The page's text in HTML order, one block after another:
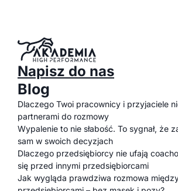
Napisz do nas
Blog
Dlaczego Twoi pracownicy i przyjaciele
partnerami do rozmowy
Wypalenie to nie słabość. To sygnał, że
sam w swoich decyzjach
Dlaczego przedsiębiorcy nie ufają
się przed innymi przedsiębiorcami
Jak wygląda prawdziwa rozmowa